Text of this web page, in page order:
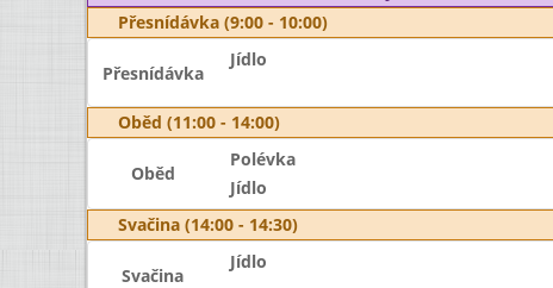
Přesnídávka (9:00 - 10:00)
Přesnídávka
Jídlo
Oběd (11:00 - 14:00)
Oběd
Polévka
Jídlo
Svačina (14:00 - 14:30)
Svačina
Jídlo